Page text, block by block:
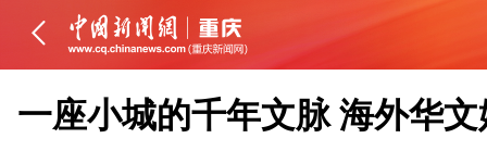
一座小城的千年文脉 海外华